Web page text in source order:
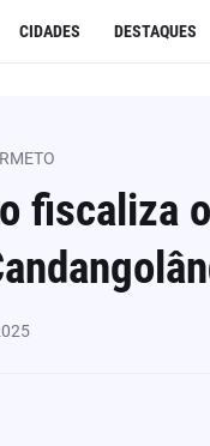
CIDADES DESTAQUES
fiscaliza